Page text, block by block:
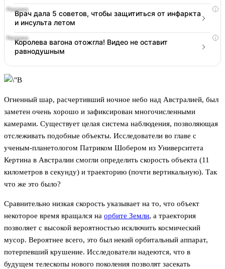
i
Врач дала 5 советов, чтобы защититься от инфаркта
и инсульта летом
i
Королева вагона отожгла! Видео не оставит
равнодушным
Огненный шар, расчертивший ночное небо над Австралией, был
заметен очень хорошо и зафиксирован многочисленными
камерами. Существует целая система наблюдения, позволяющая
отслеживать подобные объекты. Исследователи во главе с
ученым-планетологом Патриком Шобером из Университета
Кертина в Австралии смогли определить скорость объекта (11
километров в секунду) и траекторию (почти вертикальную). Так
что же это было?
Сравнительно низкая скорость указывает на то, что объект
некоторое время вращался на орбите Земли, а траектория
позволяет с высокой вероятностью исключить космический
мусор. Вероятнее всего, это был некий орбитальный аппарат,
потерпевший крушение. Исследователи надеются, что в
будущем телескопы нового поколения позволят засекать